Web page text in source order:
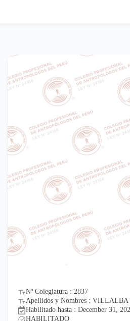
Nº Colegiatura : 2837
Apellidos y Nombres : VILLALBA
Habilitado hasta : December 31,
HABILITADO